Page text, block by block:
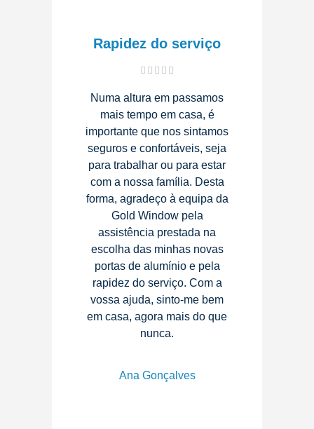
Rapidez do serviço
Numa altura em passamos
mais tempo em casa, é
importante que nos sintamos
seguros e confortáveis, seja
para trabalhar ou para estar
com a nossa família. Desta
forma, agradeço à equipa da
Gold Window pela
assistência prestada na
escolha das minhas novas
portas de alumínio e pela
rapidez do serviço. Com a
vossa ajuda, sinto-me bem
em casa, agora mais do que
nunca.
Ana Gonçalves